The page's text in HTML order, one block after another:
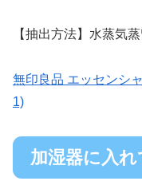
【抽出方法】水蒸気
無印良品 エッセンシ
1)
加湿器に入れ